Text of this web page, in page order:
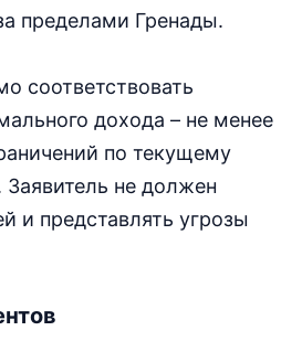
пределами Гренады.
соответствовать
дохода – не менее
по текущему
Заявитель не должен
и представлять угрозы